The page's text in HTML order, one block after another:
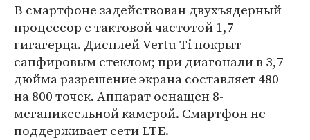
В смартфоне задействован двухъядерный
процессор с тактовой частотой 1,7
гигагерца. Дисплей Vertu Ti покрыт
сапфировым стеклом; при диагонали в 3,7
дюйма разрешение экрана составляет 480
на 800 точек. Аппарат оснащен 8-
мегапиксельной камерой. Cмартфон не
поддерживает сети LTE.